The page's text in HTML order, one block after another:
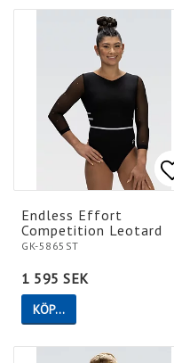
Endless Effort
Competition Leotard
GK-5865ST
1 595 SEK
KÖP…